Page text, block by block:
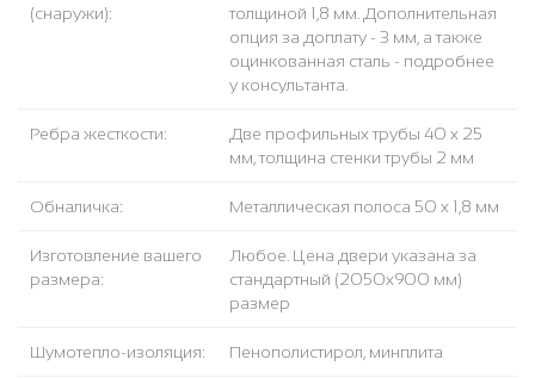
(снаружи):
толщиной 1,8 мм. Дополнительная
опция за доплату - 3 мм, а также
оцинкованная сталь - подробнее
у консультанта.
Ребра жесткости:
Две профильных трубы 40 х 25
мм, толщина стенки трубы 2 мм
Обналичка: Металлическая полоса 50 х 1,8 мм
Изготовление вашего
размера:
Любое. Цена двери указана за
стандартный (2050x900 мм)
размер
Шумотепло-изоляция: Пенополистирол, минплита